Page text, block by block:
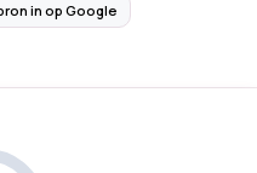
in op Google